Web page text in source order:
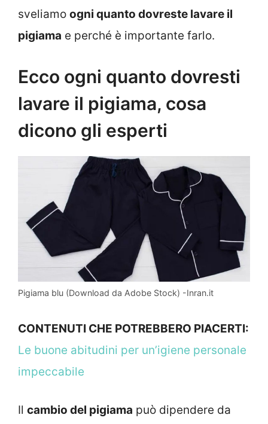
sveliamo ogni quanto dovreste lavare il
pigiama e perché è importante farlo.
Ecco ogni quanto dovresti
lavare il pigiama, cosa
dicono gli esperti
Pigiama blu (Download da Adobe Stock) -Inran.it
CONTENUTI CHE POTREBBERO PIACERTI:
Le buone abitudini per un’igiene personale
impeccabile
Il cambio del pigiama può dipendere da